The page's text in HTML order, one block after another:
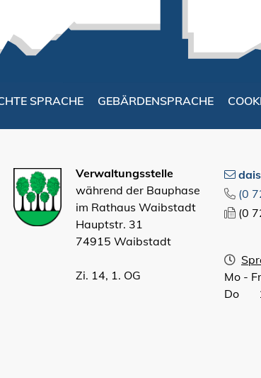
SPRACHE GEBÄRDENSPRACHE
Verwaltungsstelle
während der Bauphase
im Rathaus Waibstadt
Hauptstr. 31
74915 Waibstadt
Zi. 14, 1. OG
(0
(0
Mo -
Do